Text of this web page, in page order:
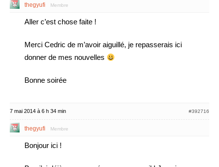
thegyufi Membre
Aller c’est chose faite !
Merci Cedric de m’avoir aiguillé, je repasserais ici
donner de mes nouvelles
Bonne soirée
7 mai 2014 à 6 h 34 min #392716
thegyufi Membre
Bonjour ici !